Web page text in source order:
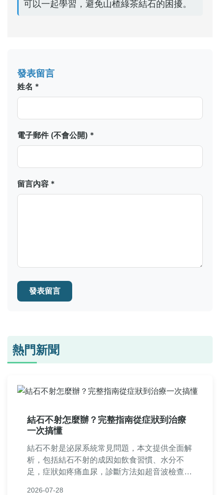
可以一起學習，避免山楂綠茶結石的困擾。
發表留言
姓名 *
電子郵件 (不會公開) *
留言內容 *
發表留言
熱門新聞
結石不射怎麼辦？完整指南從症狀到治療
一次搞懂
結石不射是泌尿系統常見問題，本文提供全面解
析，包括結石不射的成因如飲食習慣、水分不
足，症狀如疼痛血尿，診斷方法如超音波檢查，
2026-07-28